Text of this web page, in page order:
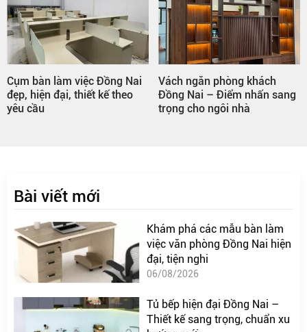
Cụm bàn làm việc Đồng Nai
đẹp, hiện đại, thiết kế theo
yêu cầu
Vách ngăn phòng khách
Đồng Nai – Điểm nhấn sang
trọng cho ngôi nhà
Bài viết mới
Khám phá các mẫu bàn làm
việc văn phòng Đồng Nai hiện
đại, tiện nghi
06/08/2026
Tủ bếp hiện đại Đồng Nai –
Thiết kế sang trọng, chuẩn xu